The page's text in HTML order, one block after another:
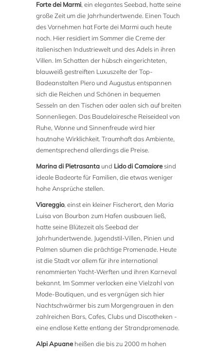
Forte dei Marmi, ein elegantes Seebad, hatte seine
große Zeit um die Jahrhundertwende. Einen Touch
des Vornehmen hat Forte dei Marmi auch heute
noch. Hier residiert im Sommer die Creme der
italienischen Industriewelt und des Adels in ihren
Villen. Im Schatten der hübsch eingerichteten,
blauweiß gestreiften Luxuszelte der Top-
Badeanstalten Piero und Augustus entspannen
sich die Reichen und Schönen in bequemen
Sesseln an den Tischen oder aalen sich auf breiten
Sonnenliegen. Das Baudelairesche Reiseideal von
Ruhe, Wonne und Sinnenfreude wird hier
hautnahe Wirklichkeit. Traumhaft das Ambiente,
dementsprechend allerdings die Preise.
Marina di Pietrasanta und Lido di Camaiore sind
ideale Badeorte für Familien, die etwas weniger
hohe Ansprüche stellen.
Viareggio, einst ein kleiner Fischerort, den Maria
Luisa von Bourbon zum Hafen ausbauen ließ,
hatte seine Blütezeit als Seebad der
Jahrhundertwende. Jugendstil-Villen, Pinien und
Palmen säumen die prächtige Promenade. Heute
ist die Stadt vor allem für ihre international
renommierten Yacht-Werften und ihren Karneval
bekannt. Im Sommer verlocken eine Vielzahl von
Mode-Boutiquen, und es vergnügen sich hier
Nachtschwärmer bis zum Morgengrauen in den
zahlreichen Bars, Cafes, Clubs und Discotheken -
eine endlose Kette entlang der Strandpromenade.
Alpi Apuane heißen die bis zu 2000 m hohen